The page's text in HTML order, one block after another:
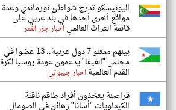
اليونيسكو تدرج شواطئ نورماندي وعدة
مواقع أخرى أحدها في بلد عربي على
قائمة التراث العالمياخبار جزر القمر
بينهم ممثلو 7 دول عربية.. 13 عضوا في
مجلس "الفيفا" يدعمون عودة روسيا لكرة
القدم العالميةاخبار جيبوتي
قراصنة يتخذون أفراد طاقم ناقلة
الكيماويات "أسانا" رهائن في الصومال